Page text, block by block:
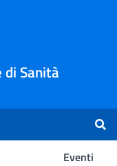
Sanità
Eventi